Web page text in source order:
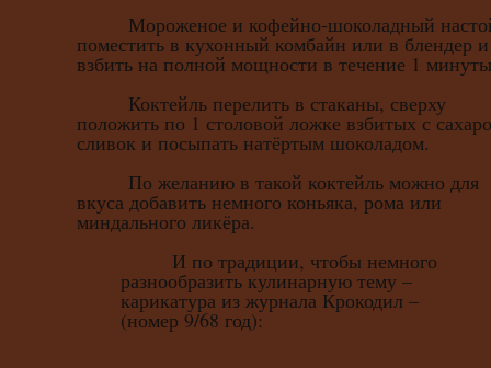
Мороженое и кофейно-шоколадный
поместить в кухонный комбайн или в блендер и
взбить на полной мощности в течение 1
Коктейль перелить в стаканы, сверху
положить по 1 столовой ложке взбитых с
сливок и посыпать натёртым шоколадом.
По желанию в такой коктейль можно для
вкуса добавить немного коньяка, рома или
миндального ликёра.
И по традиции, чтобы немного
разнообразить кулинарную тему –
карикатура из журнала Крокодил –
(номер 9/68 год):